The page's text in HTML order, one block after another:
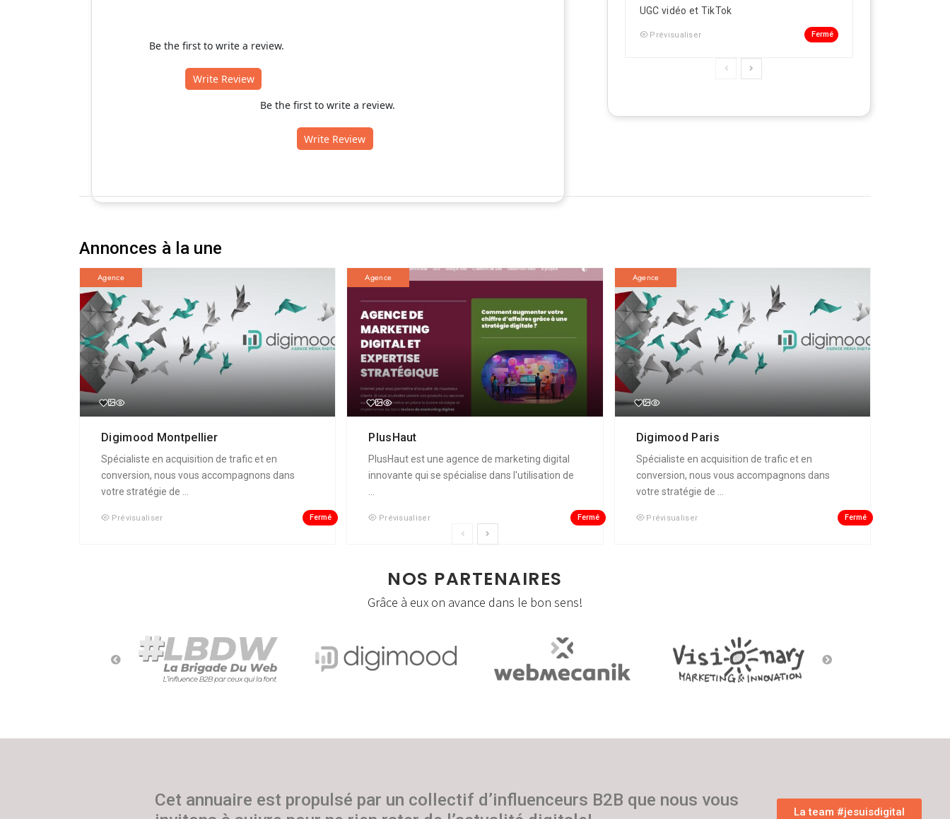
Be the first to write a review.
Write Review
Be the first to write a review.
Write Review
UGC vidéo et TikTok
Prévisualiser Fermé
Annonces à la une
Agence
Digimood Montpellier
Spécialiste en acquisition de trafic et en
conversion, nous vous accompagnons dans
votre stratégie de ...
Prévisualiser Fermé
Agence
PlusHaut
PlusHaut est une agence de marketing digital
innovante qui se spécialise dans l'utilisation de
Prévisualiser Fermé
Agence
Digimood Paris
Spécialiste en acquisition de trafic et en
conversion, nous vous accompagnons dans
votre stratégie de ...
Prévisualiser Fermé
NOS PARTENAIRES
Grâce à eux on avance dans le bon sens!
Cet annuaire est propulsé par un collectif d’influenceurs B2B que nous vous
La team #jesuisdigital